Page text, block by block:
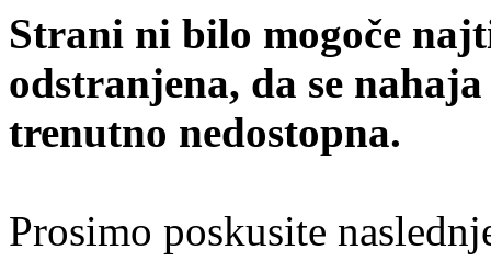
Strani ni bilo mogoče
odstranjena, da se
trenutno nedostopna.
Prosimo poskusite